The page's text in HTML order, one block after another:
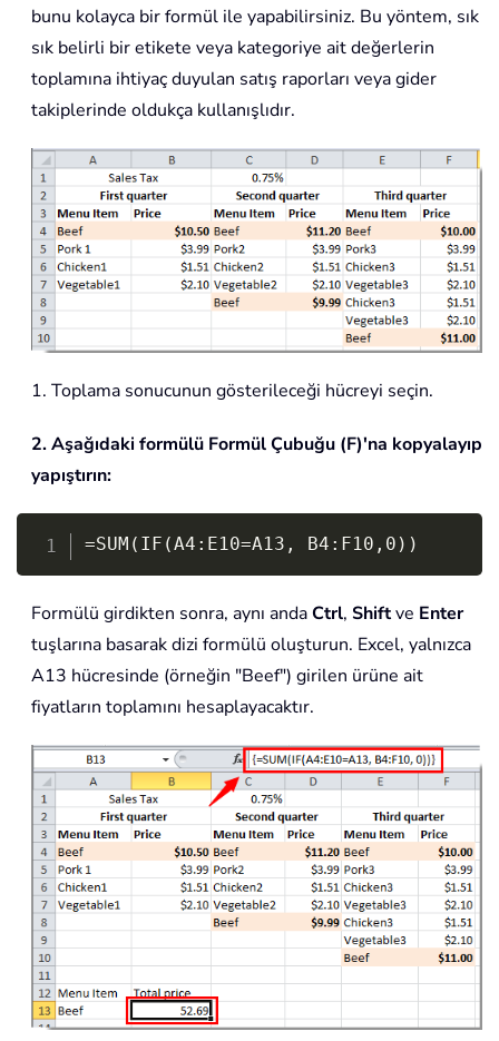
bunu kolayca bir formül ile yapabilirsiniz. Bu yöntem, sık
sık belirli bir etikete veya kategoriye ait değerlerin
toplamına ihtiyaç duyulan satış raporları veya gider
takiplerinde oldukça kullanışlıdır.
1. Toplama sonucunun gösterileceği hücreyi seçin.
2. Aşağıdaki formülü Formül Çubuğu (F)'na kopyalayıp
yapıştırın:
=SUM(IF(A4:E10=A13, B4:F10,0))Copy
Formülü girdikten sonra, aynı andaCtrl, Shiftve Enter
tuşlarına basarak dizi formülü oluşturun. Excel, yalnızca
A13 hücresinde (örneğin "Beef") girilen ürüne ait
fiyatların toplamını hesaplayacaktır.